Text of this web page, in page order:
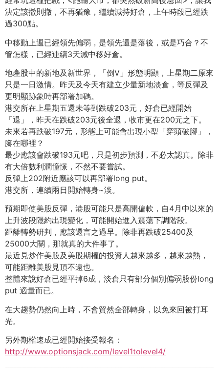
決定該撤則撤，不再猶豫，繼續減持好倉，上午時段已經跌
過300點。
中移動上週已經領先偏弱，是領先還是落後，或是巧合？不
管怎樣，已經連續3天減中移好倉。
地產股中的新地及新世界，「倒V」形態明顯，上星期二原來
只是一日激情。昨天及今天有建立少量新地淡倉，等反彈及
更明顯跡象時再部署加碼。
港交所在上星期五還未等到跌破203元，好倉已經開始
「退」，昨天在跌破203元後全退，收市更在200元之下。
未來若再跌破197元，形態上可能會出現小型「穿頭破腳」，
腳在哪裡？
最少應該會跌破193元吧，只是初步預測，不必太認真。除非
有大倍數利潤憧憬，不然不要嘗試。
反彈上202附近應該可以再部署long put。
港交所，連續兩日開始轉身~淡。
預期即使美股反彈，港股可能只是高開偏軟，自4月中以來的
上升波段隱約出現變化，可能開始進入震蕩下調階段。
距離轉勢研判，應該還言之過早。除非再跌破25400及
25000大關，那就真的大件事了。
最近見炒作美股及美股期權的投資人越來越多，越來越熱，
可能距離美股見頂不遠也。
整體來說好倉已經平掉6成，淡倉只有部分個別偏弱股份long
put 適量而已。
在大趨勢仍然向上時，不會貿然全部轉身，以免來回被打耳
光。
另外期權速成已經開始接受報名：
http://www.optionsjack.com/level1tolevel4/